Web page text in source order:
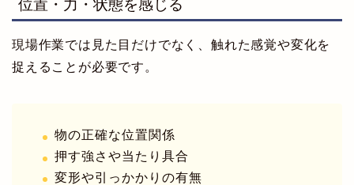
位置・力・状態を感じる
現場作業では見た目だけでなく、触れた感覚や変化を
捉えることが必要です。
物の正確な位置関係
押す強さや当たり具合
変形や引っかかりの有無